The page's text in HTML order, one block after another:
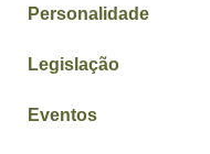
Personalidade
Legislação
Eventos